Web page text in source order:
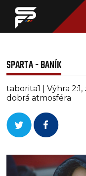
SPARTA - BANÍK
taborita1 | Výhra
dobrá atmosféra